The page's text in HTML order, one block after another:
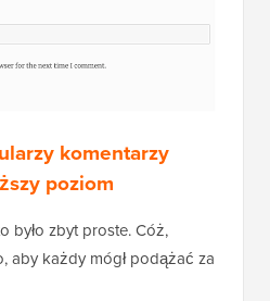
komentarzy
poziom
było zbyt proste. Cóż,
aby każdy mógł podążać za